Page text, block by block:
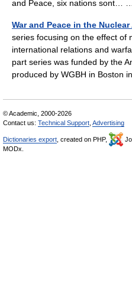
and Peace, six nations sont…
War and Peace in the Nuclear
series focusing on the effect of
international relations and
part series was funded by the
produced by WGBH in
© Academic, 2000-2026
Contact us: Technical Support Advertising
Dictionaries export , created on PHP,
MODx.